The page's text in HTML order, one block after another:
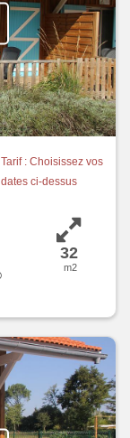
Tarif : Choisissez vos
dates ci-dessus
32
m2